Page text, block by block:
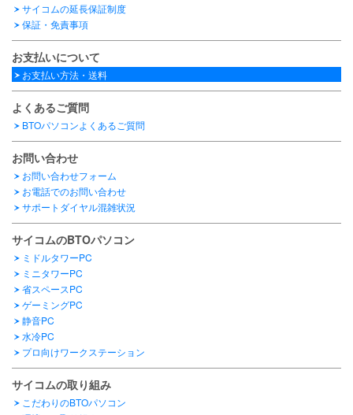
サイコムの延長保証制度
保証・免責事項
お支払いについて
お支払い方法・送料
よくあるご質問
BTOパソコンよくあるご質問
お問い合わせ
お問い合わせフォーム
お電話でのお問い合わせ
サポートダイヤル混雑状況
サイコムのBTOパソコン
ミドルタワーPC
ミニタワーPC
省スペースPC
ゲーミングPC
静音PC
水冷PC
プロ向けワークステーション
サイコムの取り組み
こだわりのBTOパソコン